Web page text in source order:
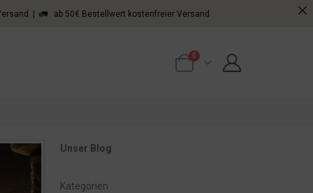
| 🚛 ab 50€ Bestellwert kostenfreier Versand
0
Unser Blog
Kategorien